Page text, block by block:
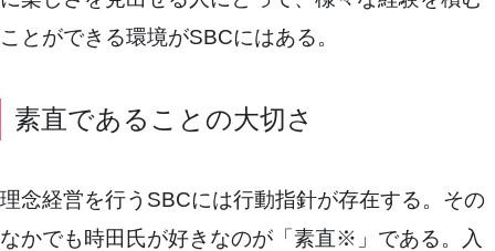
ことができる環境がSBCにはある。
素直であることの大切さ
理念経営を行うSBCには行動指針が存在する。その
なかでも時田氏が好きなのが「素直※」である。入